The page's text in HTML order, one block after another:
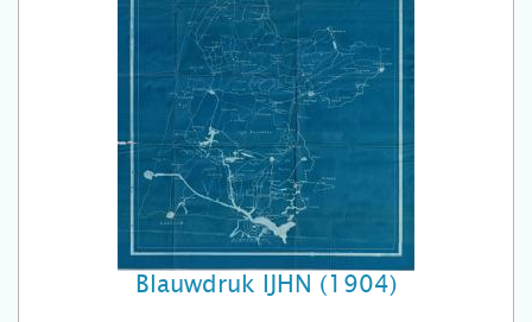
Blauwdruk IJHN (1904)